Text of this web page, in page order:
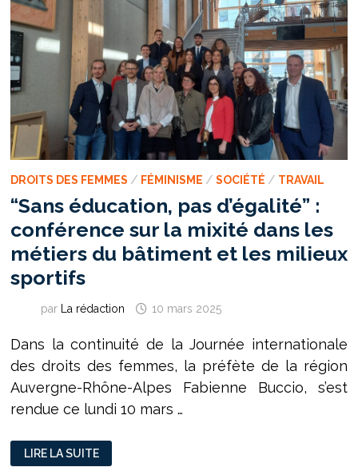
DROITS DES FEMMES / FÉMINISME / SOCIÉTÉ / TRAVAIL
“Sans éducation, pas d’égalité” :
conférence sur la mixité dans les
métiers du bâtiment et les milieux
sportifs
par La rédaction 10 mars 2025
Dans la continuité de la Journée internationale
des droits des femmes, la préfète de la région
Auvergne-Rhône-Alpes Fabienne Buccio, s’est
rendue ce lundi 10 mars …
“SANS
ÉDUCATION,
PAS
LIRE LA SUITE